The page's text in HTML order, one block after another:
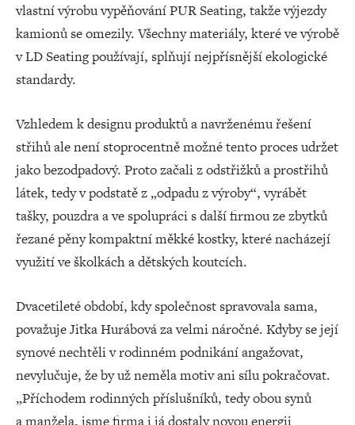
vlastní výrobu vypěňování PUR Seating, takže výjezdy
kamionů se omezily. Všechny materiály, které ve výrobě
v LD Seating používají, splňují nejpřísnější ekologické
standardy.
Vzhledem k designu produktů a navrženému řešení
střihů ale není stoprocentně možné tento proces udržet
jako bezodpadový. Proto začali z odstřižků a prostřihů
látek, tedy v podstatě z „odpadu z výroby“, vyrábět
tašky, pouzdra a ve spolupráci s další firmou ze zbytků
řezané pěny kompaktní měkké kostky, které nacházejí
využití ve školkách a dětských koutcích.
Dvacetileté období, kdy společnost spravovala sama,
považuje Jitka Hurábová za velmi náročné. Kdyby se její
synové nechtěli v rodinném podnikání angažovat,
nevylučuje, že by už neměla motiv ani sílu pokračovat.
„Příchodem rodinných příslušníků, tedy obou synů
a manžela, jsme firma i já dostaly novou energii